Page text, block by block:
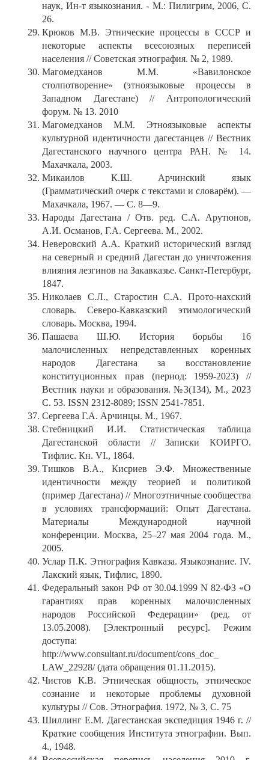
наук, Ин-т языкознания. - М.: Пилигрим, 2006, С.
26.
Крюков М.В. Этнические процессы в СССР и
некоторые аспекты всесоюзных переписей
населения // Советская этнография. № 2, 1989.
Магомедханов М.М. «Вавилонское
столпотворение» (этноязыковые процессы в
Западном Дагестане) // Антропологический
форум. № 13. 2010
Магомедханов М.М. Этноязыковые аспекты
культурной идентичности дагестанцев // Вестник
Дагестанского научного центра РАН. № 14.
Махачкала, 2003.
Микаилов К.Ш. Арчинский язык
(Грамматический очерк с текстами и словарём). —
Махачкала, 1967. — С. 8—9.
Народы Дагестана / Отв. ред. С.А. Арутюнов,
А.И. Османов, Г.А. Сергеева. М., 2002.
Неверовский А.А. Краткий исторический взгляд
на северный и средний Дагестан до уничтожения
влияния лезгинов на Закавказье. Санкт-Петербург,
1847.
Николаев C.Л., Старостин С.А. Прото-нахский
словарь. Северо-Кавказский этимологический
словарь. Москва, 1994.
Пашаева Ш.Ю. История борьбы 16
малочисленных непредставленных коренных
народов Дагестана за восстановление
конституционных прав (период: 1959-2023) //
Вестник науки и образования. №3(134), М., 2023
С. 53. ISSN 2312-8089; ISSN 2541-7851.
Сергеева Г.А. Арчинцы. М., 1967.
Стебницкий И.И. Статистическая таблица
Дагестанской области // Записки КОИРГО.
Тифлис. Кн. VI., 1864.
Тишков В.А., Кисриев Э.Ф. Множественные
идентичности между теорией и политикой
(пример Дагестана) // Многоэтничные сообщества
в условиях трансформаций: Опыт Дагестана.
Материалы Международной научной
конференции. Москва, 25–27 мая 2004 года. М.,
2005.
Услар П.К. Этнография Кавказа. Языкознание. IV.
Лакский язык, Тифлис, 1890.
Федеральный закон РФ от 30.04.1999 N 82-ФЗ «О
гарантиях прав коренных малочисленных
народов Российской Федерации» (ред. от
13.05.2008). [Электронный ресурс]. Режим
доступа:
http://www.consultant.ru/document/cons_doc_
LAW_22928/ (дата обращения 01.11.2015).
Чистов К.В. Этническая общность, этническое
сознание и некоторые проблемы духовной
культуры // Сов. Этнография. 1972, № 3, С. 75
Шиллинг Е.М. Дагестанская экспедиция 1946 г. //
Краткие сообщения Института этнографии. Вып.
4., 1948.